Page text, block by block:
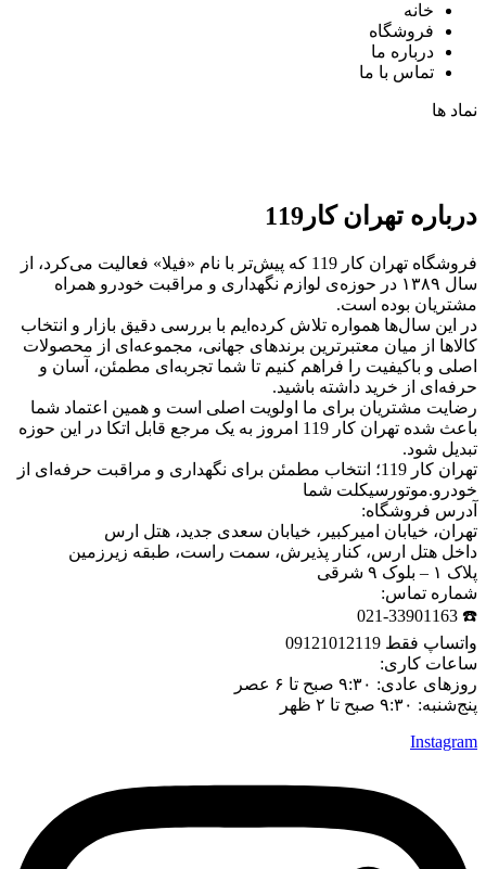
خانه
فروشگاه
درباره ما
تماس با ما
نماد ها
درباره تهران کار119
فروشگاه تهران کار 119 که پیش‌تر با نام «فیلا» فعالیت می‌کرد، از
سال ۱۳۸۹ در حوزه‌ی لوازم نگهداری و مراقبت خودرو همراه
مشتریان بوده است.
در این سال‌ها همواره تلاش کرده‌ایم با بررسی دقیق بازار و انتخاب
کالاها از میان معتبرترین برندهای جهانی، مجموعه‌ای از محصولات
اصلی و باکیفیت را فراهم کنیم تا شما تجربه‌ای مطمئن، آسان و
حرفه‌ای از خرید داشته باشید.
رضایت مشتریان برای ما اولویت اصلی است و همین اعتماد شما
باعث شده تهران کار 119 امروز به یک مرجع قابل اتکا در این حوزه
تبدیل شود.
تهران کار 119؛ انتخاب مطمئن برای نگهداری و مراقبت حرفه‌ای از
خودرو.موتورسیکلت شما
آدرس فروشگاه:
تهران، خیابان امیرکبیر، خیابان سعدی جدید، هتل ارس
داخل هتل ارس، کنار پذیرش، سمت راست، طبقه زیرزمین
پلاک ۱ – بلوک ۹ شرقی
شماره تماس:
☎️ 021-33901163
واتساپ فقط 09121012119
ساعات کاری:
روزهای عادی: ۹:۳۰ صبح تا ۶ عصر
پنج‌شنبه: ۹:۳۰ صبح تا ۲ ظهر
Instagram